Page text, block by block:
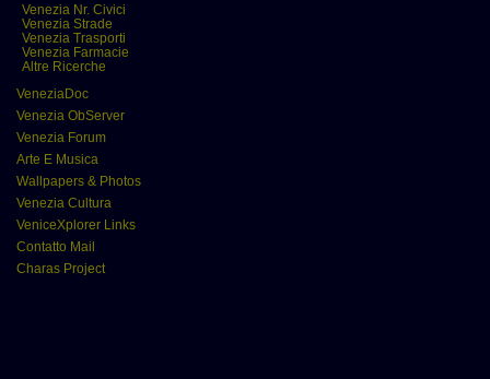
Venezia Nr. Civici
Venezia Strade
Venezia Trasporti
Venezia Farmacie
Altre Ricerche
VeneziaDoc
Venezia ObServer
Venezia Forum
Arte E Musica
Wallpapers & Photos
Venezia Cultura
VeniceXplorer Links
Contatto Mail
Charas Project